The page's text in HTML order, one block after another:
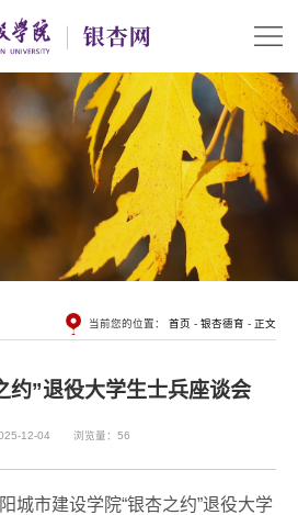
当前您的位置： 首页 - 银杏德育 - 正文
约”退役大学生士兵座谈会
12-04 浏览量： 56
城市建设学院“银杏之约”退役大学